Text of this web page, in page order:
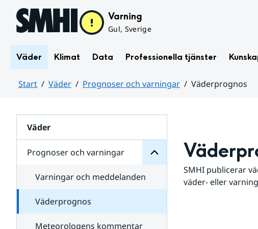
Hoppa till sidans innehåll Varning
Gul, Sverige
Väder Klimat Data Professionella tjänster
Start Väder Prognoser och varningar
Väderprognos
Väder
Prognoser och varningar
för
varningar
Varningar och meddelanden
Väderprognos
Meteorologens kommentar
SMHI publicerar
väder- eller